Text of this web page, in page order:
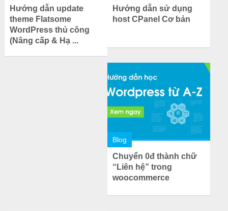
Hướng dẫn update
theme Flatsome
WordPress thủ công
(Nâng cấp & Hạ ...
Hướng dẫn sử dụng
host CPanel Cơ bản
Blog
Chuyển 0đ thành chữ
“Liên hệ” trong
woocommerce